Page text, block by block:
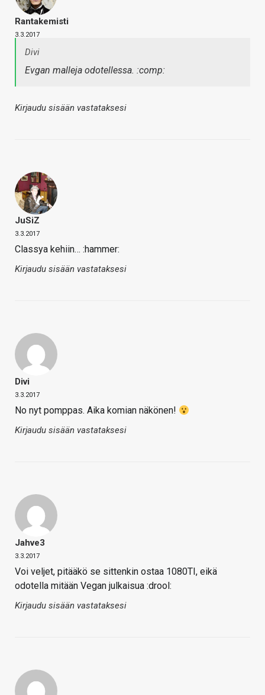
Rantakemisti
3.3.2017
Divi
Evgan malleja odotellessa. :comp:
Kirjaudu sisään vastataksesi
JuSiZ
3.3.2017
Classya kehiin… :hammer:
Kirjaudu sisään vastataksesi
Divi
3.3.2017
No nyt pomppas. Aika komian näkönen!
Kirjaudu sisään vastataksesi
Jahve3
3.3.2017
Voi veljet, pitääkö se sittenkin ostaa 1080TI, eikä
odotella mitään Vegan julkaisua :drool:
Kirjaudu sisään vastataksesi